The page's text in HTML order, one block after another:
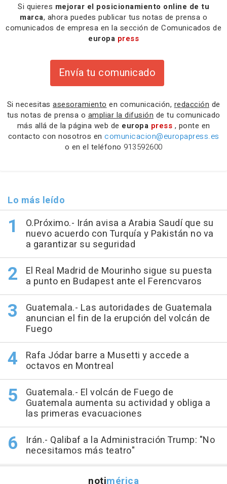
Si quieres mejorar el posicionamiento online de tu
marca, ahora puedes publicar tus notas de prensa o
comunicados de empresa en la sección de Comunicados de
europa press
Envía tu comunicado
Si necesitas asesoramiento en comunicación, redacción de
tus notas de prensa o ampliar la difusión de tu comunicado
más allá de la página web de europa press , ponte en
contacto con nosotros en comunicacion@europapress.es
o en el teléfono 913592600
Lo más leído
O.Próximo.- Irán avisa a Arabia Saudí que su
nuevo acuerdo con Turquía y Pakistán no va
a garantizar su seguridad
El Real Madrid de Mourinho sigue su puesta
a punto en Budapest ante el Ferencvaros
Guatemala.- Las autoridades de Guatemala
anuncian el fin de la erupción del volcán de
Fuego
Rafa Jódar barre a Musetti y accede a
octavos en Montreal
Guatemala.- El volcán de Fuego de
Guatemala aumenta su actividad y obliga a
las primeras evacuaciones
Irán.- Qalibaf a la Administración Trump: "No
necesitamos más teatro"
notimérica